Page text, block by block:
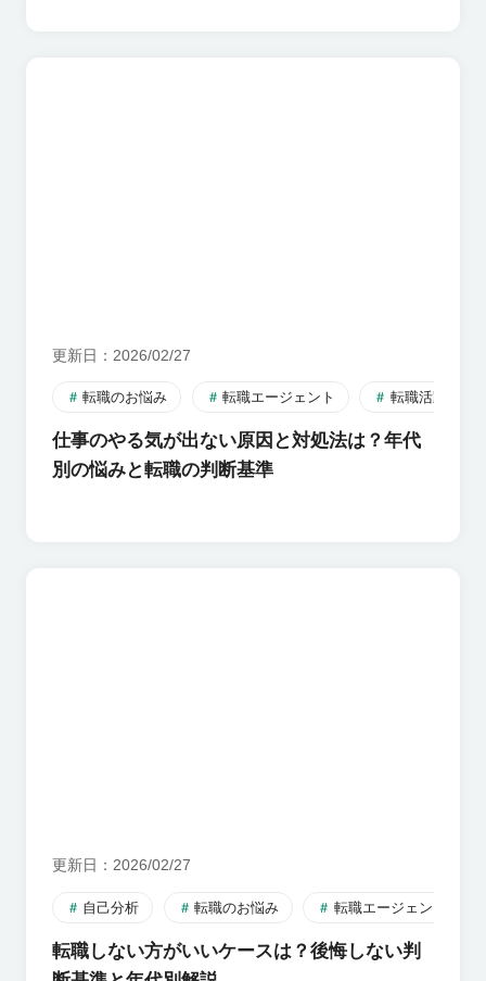
更新日 2026/02/27
転職のお悩み 転職エージェント 転職活動のす
仕事のやる気が出ない原因と対処法は？年代
別の悩みと転職の判断基準
更新日 2026/02/27
自己分析 転職のお悩み 転職エージェント
転職しない方がいいケースは？後悔しない判